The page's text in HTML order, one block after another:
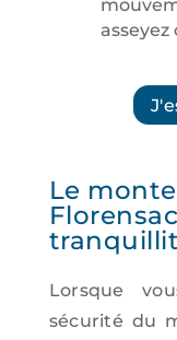
asseyez
Le
Lorsque
sécurité du